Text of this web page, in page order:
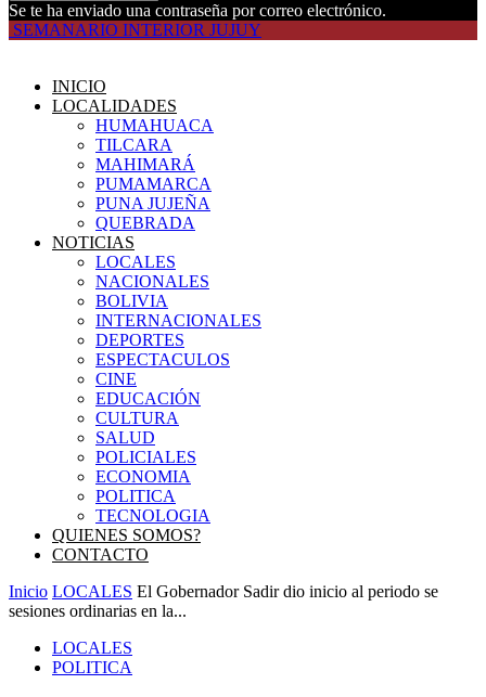
Se te ha enviado una contraseña por correo electrónico.
SEMANARIO INTERIOR JUJUY
INICIO
LOCALIDADES
HUMAHUACA
TILCARA
MAHIMARÁ
PUMAMARCA
PUNA JUJEÑA
QUEBRADA
NOTICIAS
LOCALES
NACIONALES
BOLIVIA
INTERNACIONALES
DEPORTES
ESPECTACULOS
CINE
EDUCACIÓN
CULTURA
SALUD
POLICIALES
ECONOMIA
POLITICA
TECNOLOGIA
QUIENES SOMOS?
CONTACTO
Inicio LOCALES El Gobernador Sadir dio inicio al periodo se
sesiones ordinarias en la...
LOCALES
POLITICA